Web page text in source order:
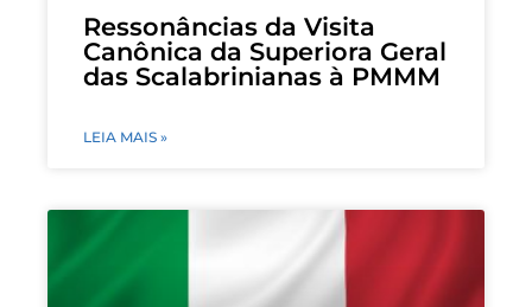
Ressonâncias da Visita
Canônica da Superiora Geral
das Scalabrinianas à PMMM
LEIA MAIS »